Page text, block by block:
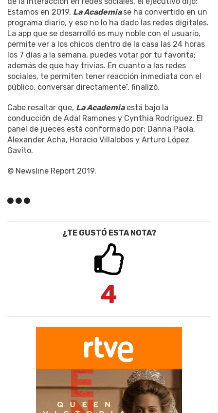
Estamos en 2019, La Academiase ha convertido en un
programa diario, y eso no lo ha dado las redes digitales.
La app que se desarrolló es muy noble con el usuario,
permite ver a los chicos dentro de la casa las 24 horas
los 7 días a la semana, puedes votar por tu favorita;
además de que hay trivias. En cuanto a las redes
sociales, te permiten tener reacción inmediata con el
público, conversar directamente”, finalizó.
Cabe resaltar que, La Academiaestá bajo la
conducción de Adal Ramones y Cynthia Rodríguez. El
panel de jueces está conformado por: Danna Paola,
Alexander Acha, Horacio Villalobos y Arturo López
Gavito.
© Newsline Report 2019.
¿TE GUSTÓ ESTA NOTA?
4